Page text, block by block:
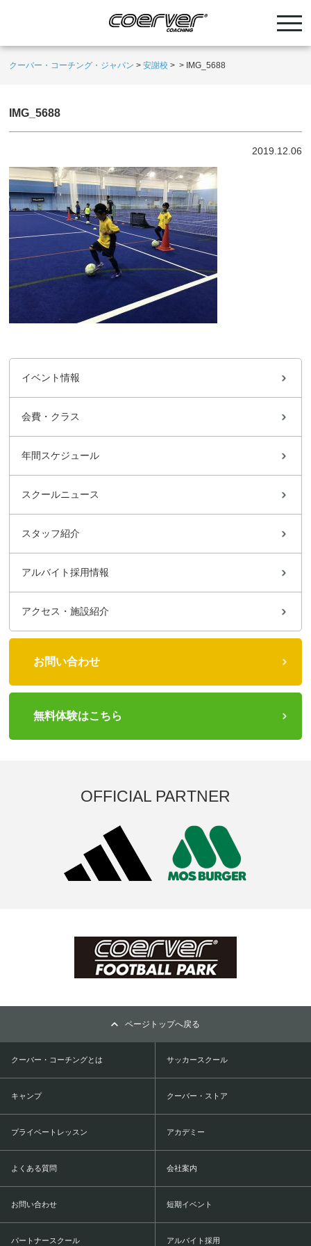
クーバー・コーチング・ジャパン >安謝校 > > IMG_5688
IMG_5688
2019.12.06
イベント情報
会費・クラス
年間スケジュール
スクールニュース
スタッフ紹介
アルバイト採用情報
アクセス・施設紹介
お問い合わせ
無料体験はこちら
OFFICIAL PARTNER
ページトップへ戻る
クーバー・コーチングとは サッカースクール
キャンプ クーバー・ストア
プライベートレッスン アカデミー
よくある質問 会社案内
お問い合わせ 短期イベント
パートナースクール アルバイト採用